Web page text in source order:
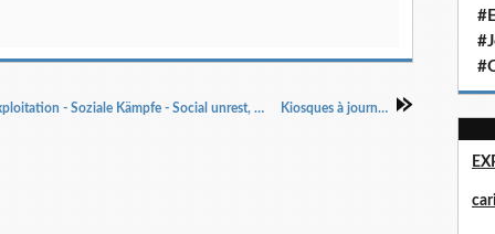
Luttes sociales Condition ouvrière, émeutes, exploitation - Soziale Kämpfe - Social unrest, struggles Kiosques à journaux